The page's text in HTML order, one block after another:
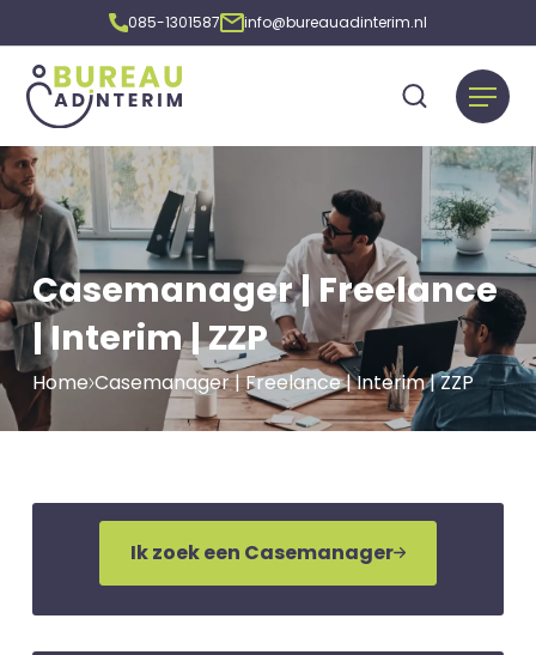
085-1301587 info@bureauadinterim.nl
Casemanager | Freelance
| Interim | ZZP
Home Casemanager | Freelance | Interim | ZZP
Ik zoek een Casemanager